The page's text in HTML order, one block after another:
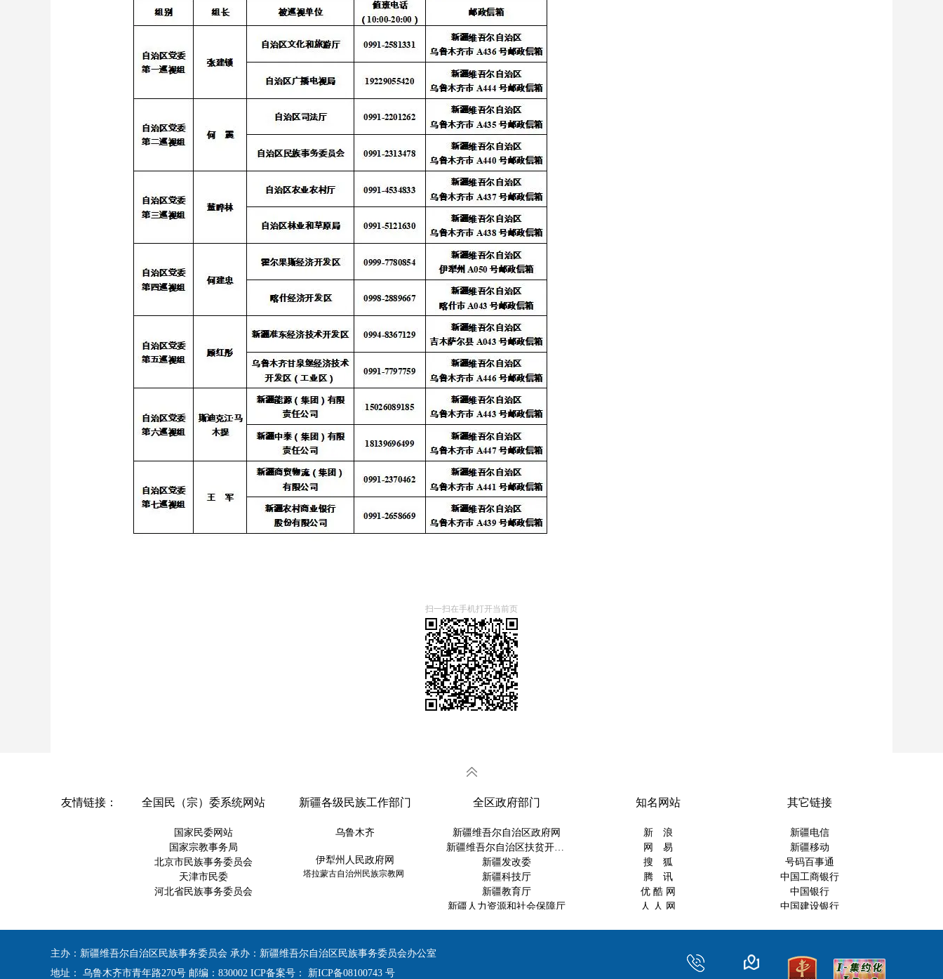
扫一扫在手机打开当前页
友情链接： 全国民（宗）委系统网站
国家民委网站
国家宗教事务局
北京市民族事务委员会
天津市民委
河北省民族事务委员会
辽宁省民族事务委员会
新疆各级民族工作部门
乌鲁木齐
伊犁州人民政府网
塔拉蒙古自治州民族宗教网
全区政府部门
新疆维吾尔自治区政府网
新疆维吾尔自治区扶贫开发办
新疆发改委
新疆科技厅
新疆教育厅
新疆人力资源和社会保障厅
知名网站
新 浪
网 易
搜 狐
腾 讯
优 酷 网
人 人 网
其它链接
新疆电信
新疆移动
号码百事通
中国工商银行
中国银行
中国建设银行
主办：新疆维吾尔自治区民族事务委员会 承办：新疆维吾尔自治区民族事务委员会办公室
地址： 乌鲁木齐市青年路270号 邮编：830002 ICP备案号： 新ICP备08100743 号